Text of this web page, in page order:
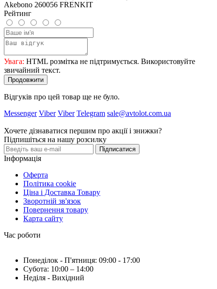
Akebono 260056 FRENKIT
Рейтинг
Увага: HTML розмітка не підтримується. Використовуйте
звичайний текст.
Продовжити
Відгуків про цей товар ще не було.
Messenger Viber Viber Telegram sale@avtolot.com.ua
Хочете дізнаватися першим про акції і знижки?
Підпишіться на нашу розсилку
Підписатися
Інформація
Оферта
Політика cookie
Ціна і Доставка Товару
Зворотній зв'язок
Повернення товару
Карта сайту
Час роботи
Понеділок - П'ятниця: 09:00 - 17:00
Субота: 10:00 – 14:00
Неділя - Вихідний